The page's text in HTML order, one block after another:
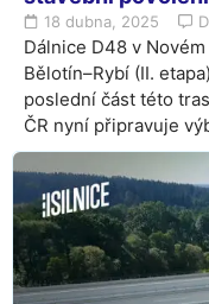
18 dubna, 2025
Dálnice D48 v
Bělotín–Rybí (II.
poslední část této
ČR nyní připravuje